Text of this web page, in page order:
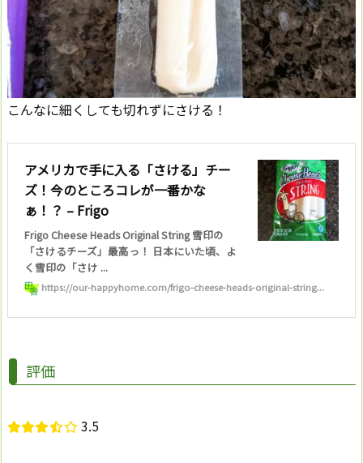
こんなに細くしても切れずにさける！
アメリカで手に入る「さける」チー
ズ！今のところコレが一番かな
ぁ！？ – Frigo
Frigo Cheese Heads Original String 雪印の
「さけるチーズ」最高っ！ 日本にいた頃、よ
く雪印の「さけ ...
https://our-happyhome.com/frigo-cheese-heads-original-string...
評価
3.5